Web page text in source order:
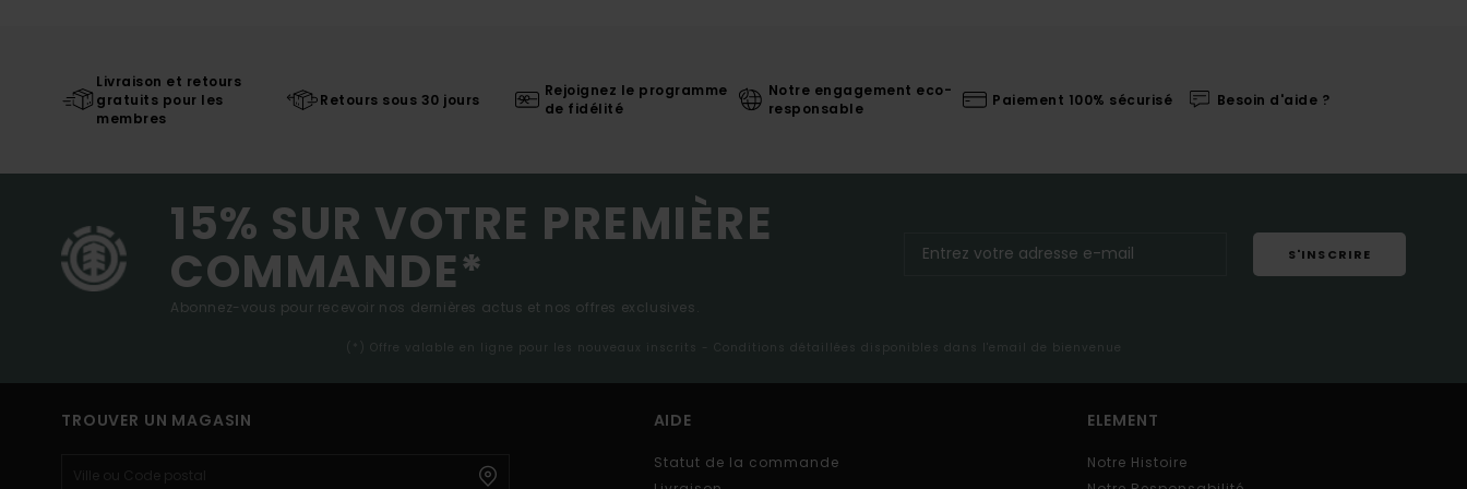
Livraison et retours
gratuits pour les
membres
Retours sous 30 jours
Rejoignez le programme
de fidélité
Notre engagement eco-
responsable
Paiement 100% sécurisé Besoin d'aide ?
15% SUR VOTRE PREMIÈRE
COMMANDE*
Abonnez-vous pour recevoir nos dernières actus et nos offres exclusives.
S'INSCRIRE
(*) Offre valable en ligne pour les nouveaux inscrits - Conditions détaillées disponibles dans l'email de bienvenue
TROUVER UN MAGASIN AIDE
Statut de la commande
ELEMENT
Notre Histoire